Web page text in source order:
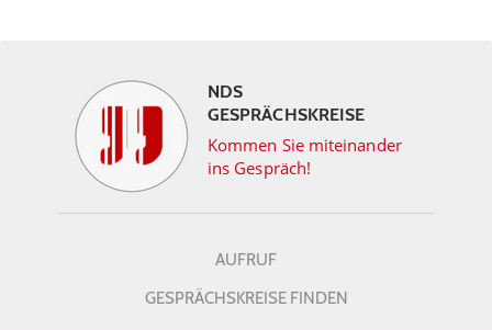
NDS
GESPRÄCHSKREISE
Kommen Sie miteinander
ins Gespräch!
AUFRUF
GESPRÄCHSKREISE FINDEN